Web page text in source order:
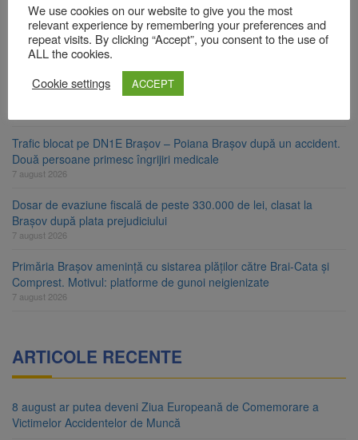
Ungaria renunță la apelul pentru reducerea consumului de
energie. Nivelul Dunării a început să crească
8 august 2026
Asociația Română pentru Iluminat cere reducerea luminii pe
timpul nopții, nu oprirea iluminatului public
Trafic blocat pe DN1E Brașov – Poiana Brașov după un accident.
Două persoane primesc îngrijiri medicale
7 august 2026
Dosar de evaziune fiscală de peste 330.000 de lei, clasat la
Brașov după plata prejudiciului
7 august 2026
Primăria Brașov amenință cu sistarea plăților către Brai-Cata și
Comprest. Motivul: platforme de gunoi neigienizate
7 august 2026
ARTICOLE RECENTE
8 august ar putea deveni Ziua Europeană de Comemorare a
Victimelor Accidentelor de Muncă
We use cookies on our website to give you the most
relevant experience by remembering your preferences and
repeat visits. By clicking “Accept”, you consent to the use of
ALL the cookies.
Cookie settings
ACCEPT